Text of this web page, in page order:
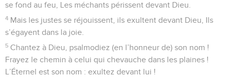
se fond au feu, Les méchants périssent devant Dieu.
4 Mais les justes se réjouissent, ils exultent devant Dieu, Ils
s’égayent dans la joie.
5 Chantez à Dieu, psalmodiez (en l’honneur de) son nom !
Frayez le chemin à celui qui chevauche dans les plaines !
L’Éternel est son nom : exultez devant lui !